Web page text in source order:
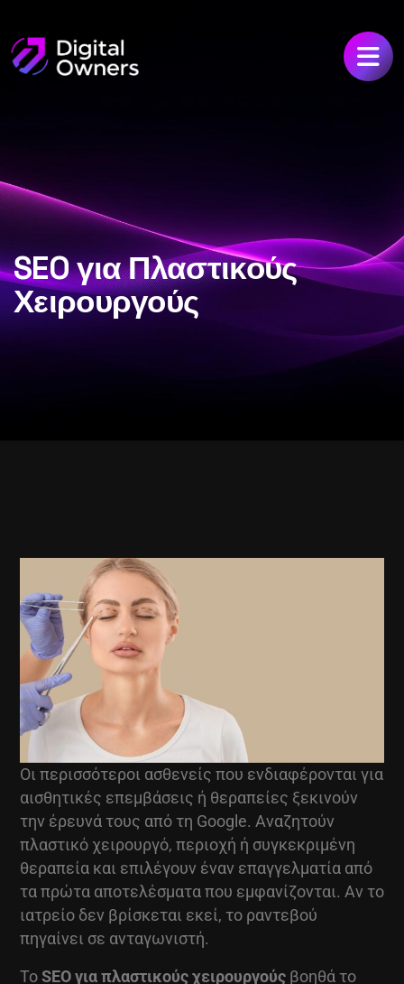
SEO για Πλαστικούς
Χειρουργούς
Οι περισσότεροι ασθενείς που ενδιαφέρονται για
αισθητικές επεμβάσεις ή θεραπείες ξεκινούν
την έρευνά τους από τη Google. Αναζητούν
πλαστικό χειρουργό, περιοχή ή συγκεκριμένη
θεραπεία και επιλέγουν έναν επαγγελματία από
τα πρώτα αποτελέσματα που εμφανίζονται. Αν το
ιατρείο δεν βρίσκεται εκεί, το ραντεβού
πηγαίνει σε ανταγωνιστή.
ΤοSEO για πλαστικούς χειρουργούς βοηθά το